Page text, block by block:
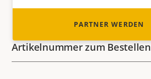
PARTNER WERDEN
Artikelnummer zum Bestellen